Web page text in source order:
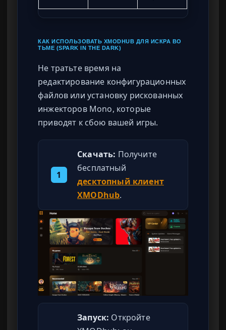
КАК ИСПОЛЬЗОВАТЬ XMODHUB ДЛЯ ИСКРА ВО
ТЬМЕ (SPARK IN THE DARK)
Не тратьте время на
редактирование конфигурационных
файлов или установку рискованных
инжекторов Mono, которые
приводят к сбою вашей игры.
1
Скачать: Получите
бесплатный
десктопный клиент
XMODhub.
Запуск: Откройте